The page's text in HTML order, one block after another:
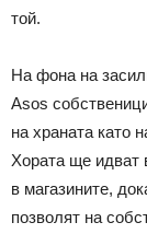
той.
На фона на
Asos
на храната като
Хората ще идват
в магазините,
позволят на